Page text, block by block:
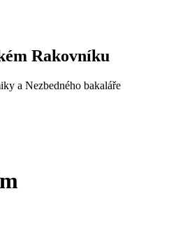
Rakovníku
a Nezbedného bakaláře